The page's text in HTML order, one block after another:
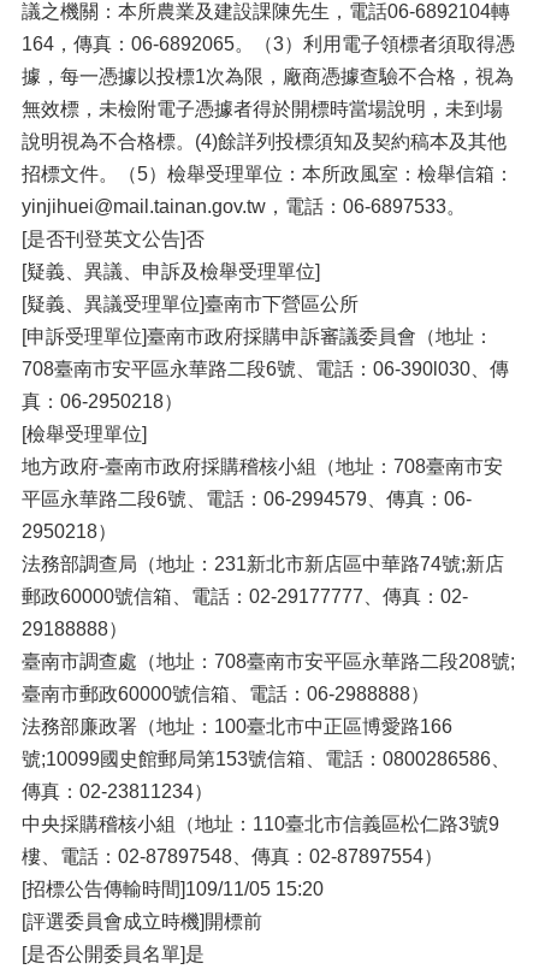
議之機關：本所農業及建設課陳先生，電話06-6892104轉
164，傳真：06-6892065。（3）利用電子領標者須取得憑
據，每一憑據以投標1次為限，廠商憑據查驗不合格，視為
無效標，未檢附電子憑據者得於開標時當場說明，未到場
說明視為不合格標。(4)餘詳列投標須知及契約稿本及其他
招標文件。（5）檢舉受理單位：本所政風室：檢舉信箱：
yinjihuei@mail.tainan.gov.tw，電話：06-6897533。
[是否刊登英文公告]否
[疑義、異議、申訴及檢舉受理單位]
[疑義、異議受理單位]臺南市下營區公所
[申訴受理單位]臺南市政府採購申訴審議委員會（地址：
708臺南市安平區永華路二段6號、電話：06-390l030、傳
真：06-2950218）
[檢舉受理單位]
地方政府-臺南市政府採購稽核小組（地址：708臺南市安
平區永華路二段6號、電話：06-2994579、傳真：06-
2950218）
法務部調查局（地址：231新北市新店區中華路74號;新店
郵政60000號信箱、電話：02-29177777、傳真：02-
29188888）
臺南市調查處（地址：708臺南市安平區永華路二段208號;
臺南市郵政60000號信箱、電話：06-2988888）
法務部廉政署（地址：100臺北市中正區博愛路166
號;10099國史館郵局第153號信箱、電話：0800286586、
傳真：02-23811234）
中央採購稽核小組（地址：110臺北市信義區松仁路3號9
樓、電話：02-87897548、傳真：02-87897554）
[招標公告傳輸時間]109/11/05 15:20
[評選委員會成立時機]開標前
[是否公開委員名單]是